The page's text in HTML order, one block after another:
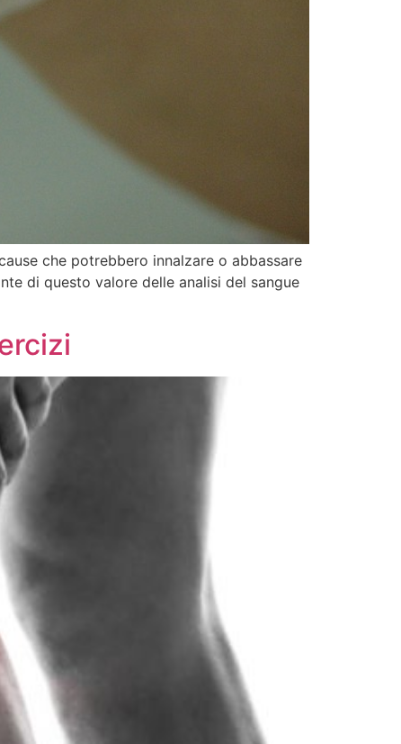
che potrebbero innalzare o abbassare
di questo valore delle analisi del sangue